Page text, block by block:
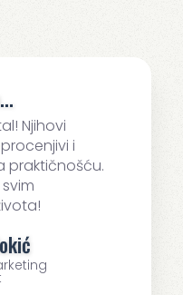
Njihovi
i
praktičnošću.